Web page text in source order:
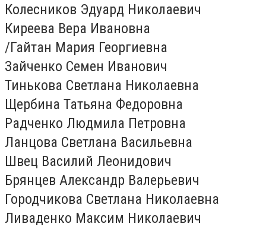
Колесников Эдуард Николаевич
Киреева Вера Ивановна
/Гайтан Мария Георгиевна
Зайченко Семен Иванович
Тинькова Светлана Николаевна
Щербина Татьяна Федоровна
Радченко Людмила Петровна
Ланцова Светлана Васильевна
Швец Василий Леонидович
Брянцев Александр Валерьевич
Городчикова Светлана Николаевна
Ливаденко Максим Николаевич